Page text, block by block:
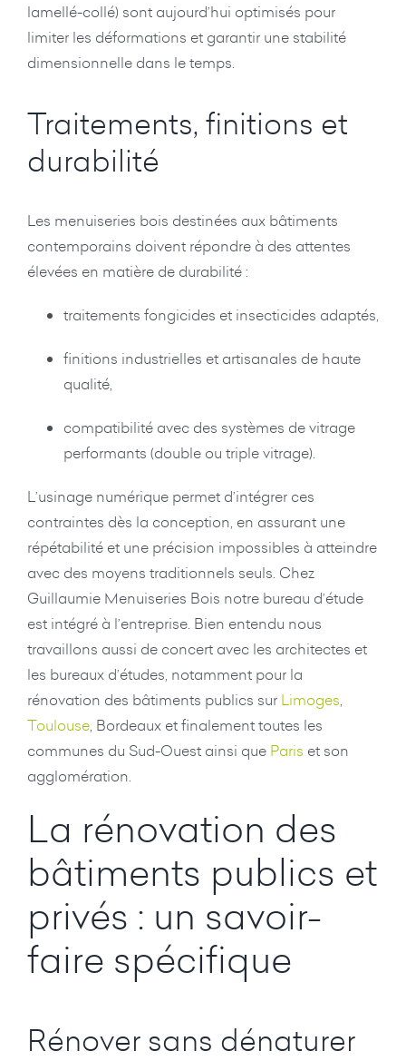
lamellé-collé) sont aujourd’hui optimisés pour
limiter les déformations et garantir une stabilité
dimensionnelle dans le temps.
Traitements, finitions et
durabilité
Les menuiseries bois destinées aux bâtiments
contemporains doivent répondre à des attentes
élevées en matière de durabilité :
traitements fongicides et insecticides adaptés,
finitions industrielles et artisanales de haute
qualité,
compatibilité avec des systèmes de vitrage
performants (double ou triple vitrage).
L’usinage numérique permet d’intégrer ces
contraintes dès la conception, en assurant une
répétabilité et une précision impossibles à atteindre
avec des moyens traditionnels seuls. Chez
Guillaumie Menuiseries Bois notre bureau d’étude
est intégré à l’entreprise. Bien entendu nous
travaillons aussi de concert avec les architectes et
les bureaux d’études, notamment pour la
rénovation des bâtiments publics sur Limoges,
Toulouse, Bordeaux et finalement toutes les
communes du Sud-Ouest ainsi que Paris et son
agglomération.
La rénovation des
bâtiments publics et
privés : un savoir-
faire spécifique
Rénover sans dénaturer